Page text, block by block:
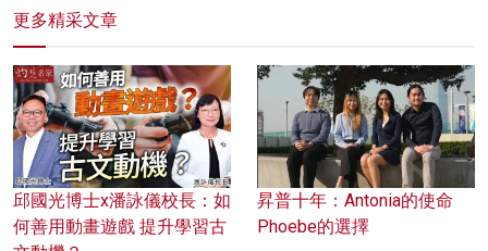
更多精采文章
邱國光博士x潘詠儀校長：如
何善用動畫遊戲 提升學習古
昇普十年：Antonia的使命
Phoebe的選擇